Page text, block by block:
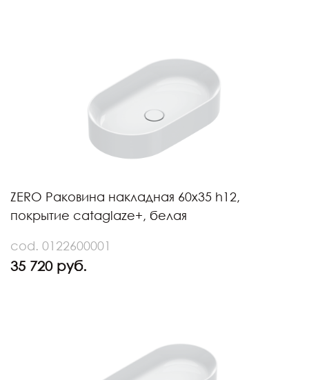
ZERO Раковина накладная 60х35 h12,
покрытие cataglaze+, белая
cod. 0122600001
35 720 руб.